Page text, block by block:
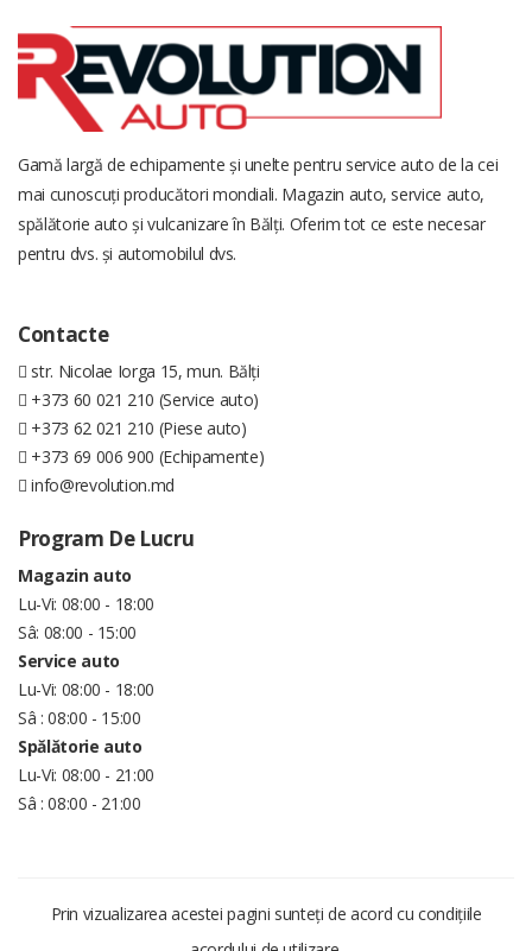
Gamă largă de echipamente și unelte pentru service auto de la cei
mai cunoscuți producători mondiali. Magazin auto, service auto,
spălătorie auto și vulcanizare în Bălți. Oferim tot ce este necesar
pentru dvs. și automobilul dvs.
Contacte
str. Nicolae Iorga 15, mun. Bălți
+373 60 021 210 (Service auto)
+373 62 021 210 (Piese auto)
+373 69 006 900 (Echipamente)
info@revolution.md
Program De Lucru
Magazin auto
Lu-Vi: 08:00 - 18:00
Sâ: 08:00 - 15:00
Service auto
Lu-Vi: 08:00 - 18:00
Sâ : 08:00 - 15:00
Spălătorie auto
Lu-Vi: 08:00 - 21:00
Sâ : 08:00 - 21:00
Prin vizualizarea acestei pagini sunteți de acord cu condițiile